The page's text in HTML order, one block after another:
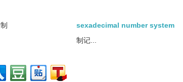
sexadecimal number system
制记...